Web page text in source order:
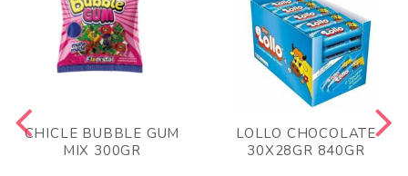
CHICLE BUBBLE GUM
MIX 300GR
LOLLO CHOCOLATE
30X28GR 840GR